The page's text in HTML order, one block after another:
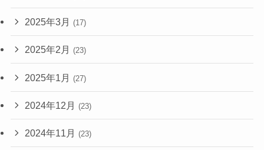
2025年3月 (17)
2025年2月 (23)
2025年1月 (27)
2024年12月 (23)
2024年11月 (23)